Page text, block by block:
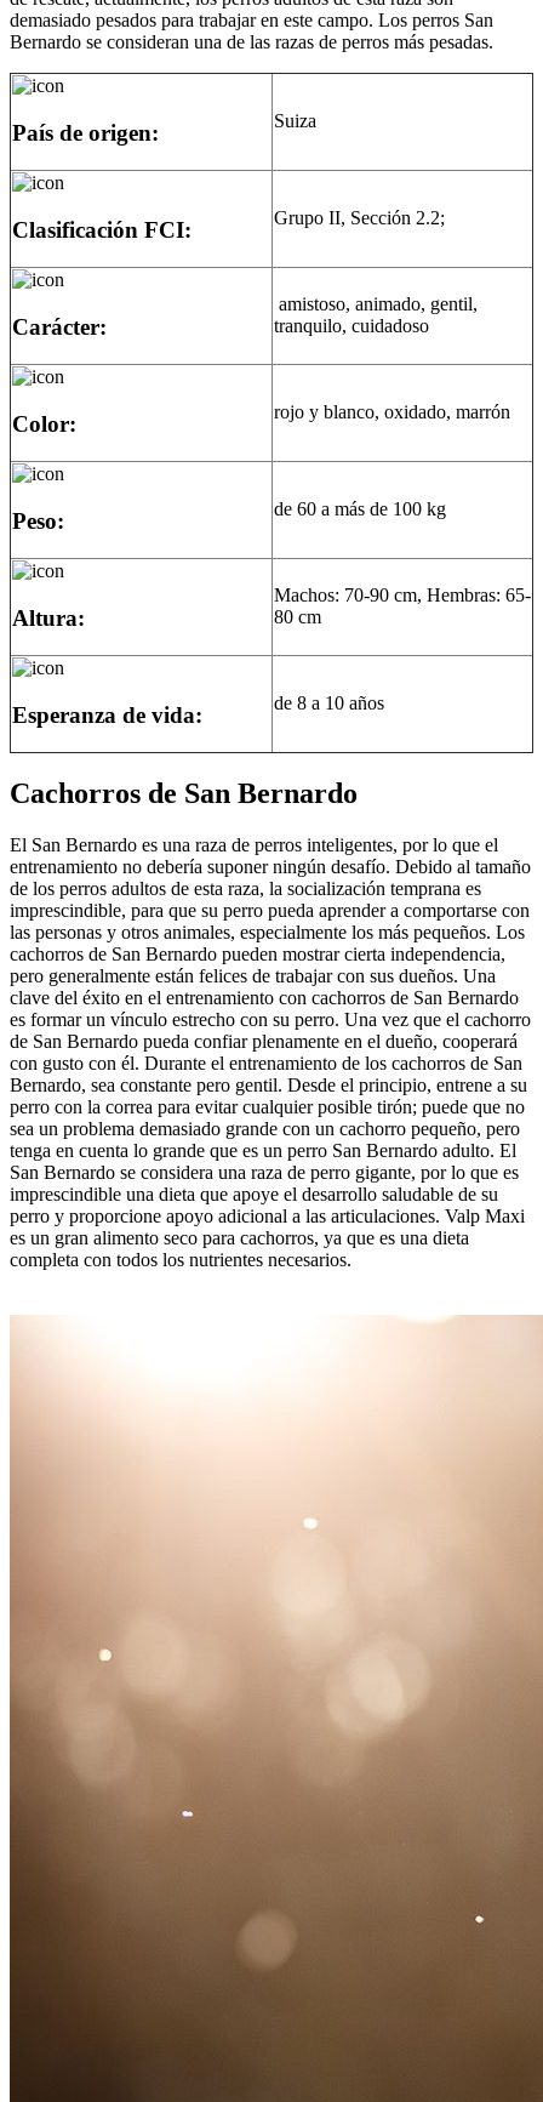
demasiado pesados para trabajar en este campo. Los perros San
Bernardo se consideran una de las razas de perros más pesadas.
País de origen: Suiza
Clasificación FCI: Grupo II, Sección 2.2;
Carácter:
amistoso, animado, gentil,
tranquilo, cuidadoso
Color: rojo y blanco, oxidado, marrón
Peso: de 60 a más de 100 kg
Altura:
Machos: 70-90 cm, Hembras: 65-
80 cm
Esperanza de vida: de 8 a 10 años
Cachorros de San Bernardo
El San Bernardo es una raza de perros inteligentes, por lo que el
entrenamiento no debería suponer ningún desafío. Debido al tamaño
de los perros adultos de esta raza, la socialización temprana es
imprescindible, para que su perro pueda aprender a comportarse con
las personas y otros animales, especialmente los más pequeños. Los
cachorros de San Bernardo pueden mostrar cierta independencia,
pero generalmente están felices de trabajar con sus dueños. Una
clave del éxito en el entrenamiento con cachorros de San Bernardo
es formar un vínculo estrecho con su perro. Una vez que el cachorro
de San Bernardo pueda confiar plenamente en el dueño, cooperará
con gusto con él. Durante el entrenamiento de los cachorros de San
Bernardo, sea constante pero gentil. Desde el principio, entrene a su
perro con la correa para evitar cualquier posible tirón; puede que no
sea un problema demasiado grande con un cachorro pequeño, pero
tenga en cuenta lo grande que es un perro San Bernardo adulto. El
San Bernardo se considera una raza de perro gigante, por lo que es
imprescindible una dieta que apoye el desarrollo saludable de su
perro y proporcione apoyo adicional a las articulaciones. Valp Maxi
es un gran alimento seco para cachorros, ya que es una dieta
completa con todos los nutrientes necesarios.